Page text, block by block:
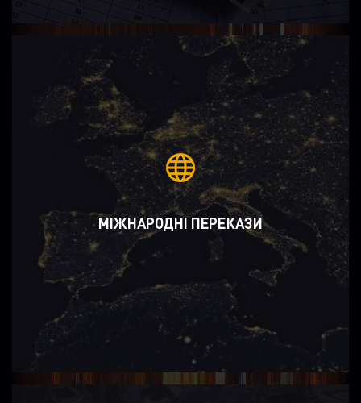
МІЖНАРОДНІ ПЕРЕКАЗИ